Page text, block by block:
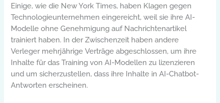
Einige, wie die New York Times, haben Klagen gegen
Technologieunternehmen eingereicht, weil sie ihre AI-
Modelle ohne Genehmigung auf Nachrichtenartikel
trainiert haben. In der Zwischenzeit haben andere
Verleger mehrjährige Verträge abgeschlossen, um ihre
Inhalte für das Training von AI-Modellen zu lizenzieren
und um sicherzustellen, dass ihre Inhalte in AI-Chatbot-
Antworten erscheinen.